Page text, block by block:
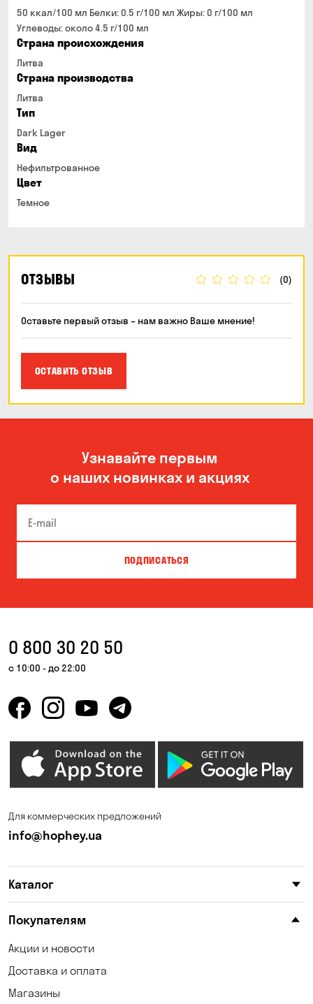
50 ккал/100 мл Белки: 0.5 г/100 мл Жиры: 0 г/100 мл
Углеводы: около 4.5 г/100 мл
Страна происхождения
Литва
Страна производства
Литва
Тип
Dark Lager
Вид
Нефильтрованное
Цвет
Темное
ОТЗЫВЫ (0)
Оставьте первый отзыв – нам важно Ваше мнение!
ОСТАВИТЬ ОТЗЫВ
Узнавайте первым
о наших новинках и акциях
ПОДПИСАТЬСЯ
0 800 30 20 50
с 10:00 - до 22:00
Для коммерческих предложений
info@hophey.ua
Каталог
Покупателям
Акции и новости
Доставка и оплата
Магазины